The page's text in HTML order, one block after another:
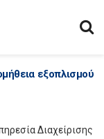
εξοπλισμού
Διαχείρισης